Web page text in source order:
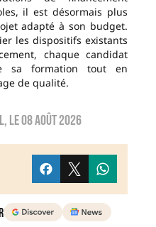
il est désormais plus
adapté à son budget.
les dispositifs existants
chaque candidat
sa formation tout en
de qualité.
, le08 août 2026